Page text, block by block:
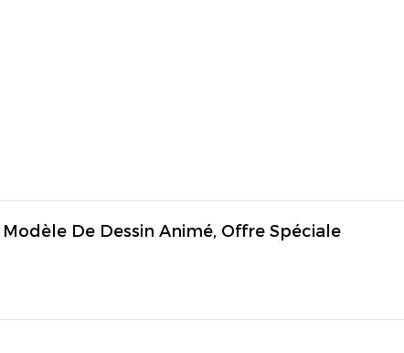
De Dessin Animé, Offre Spéciale